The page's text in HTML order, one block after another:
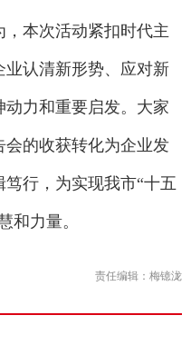
本次活动紧扣时代主
认清新形势、应对新
力和重要启发。大家
的收获转化为企业发
行，为实现我市“十五
和力量。
责任编辑：梅镱泷